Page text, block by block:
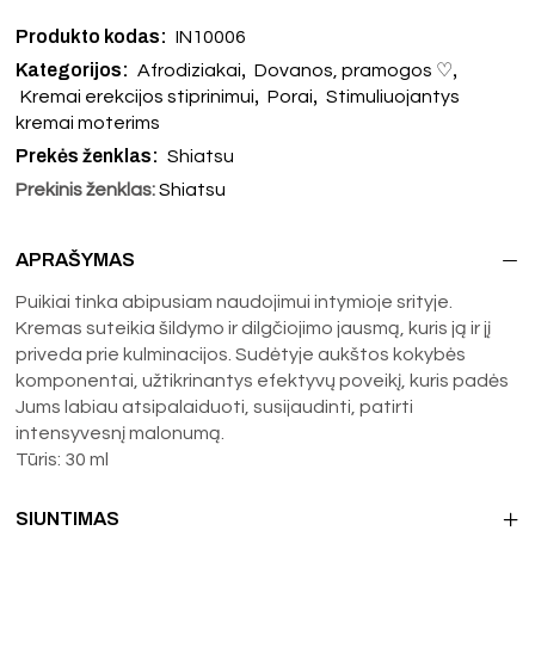
Produkto kodas: IN10006
Kategorijos: Afrodiziakai, Dovanos, pramogos ♡,
Kremai erekcijos stiprinimui, Porai, Stimuliuojantys
kremai moterims
Prekės ženklas: Shiatsu
Prekinis ženklas: Shiatsu
APRAŠYMAS
Puikiai tinka abipusiam naudojimui intymioje srityje.
Kremas suteikia šildymo ir dilgčiojimo jausmą, kuris ją ir jį
priveda prie kulminacijos. Sudėtyje aukštos kokybės
komponentai, užtikrinantys efektyvų poveikį, kuris padės
Jums labiau atsipalaiduoti, susijaudinti, patirti
intensyvesnį malonumą.
Tūris: 30 ml
SIUNTIMAS